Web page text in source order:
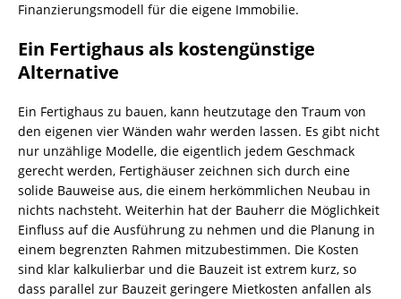
Finanzierungsmodell für die eigene Immobilie.
Ein Fertighaus als kostengünstige
Alternative
Ein Fertighaus zu bauen, kann heutzutage den Traum von
den eigenen vier Wänden wahr werden lassen. Es gibt nicht
nur unzählige Modelle, die eigentlich jedem Geschmack
gerecht werden, Fertighäuser zeichnen sich durch eine
solide Bauweise aus, die einem herkömmlichen Neubau in
nichts nachsteht. Weiterhin hat der Bauherr die Möglichkeit
Einfluss auf die Ausführung zu nehmen und die Planung in
einem begrenzten Rahmen mitzubestimmen. Die Kosten
sind klar kalkulierbar und die Bauzeit ist extrem kurz, so
dass parallel zur Bauzeit geringere Mietkosten anfallen als